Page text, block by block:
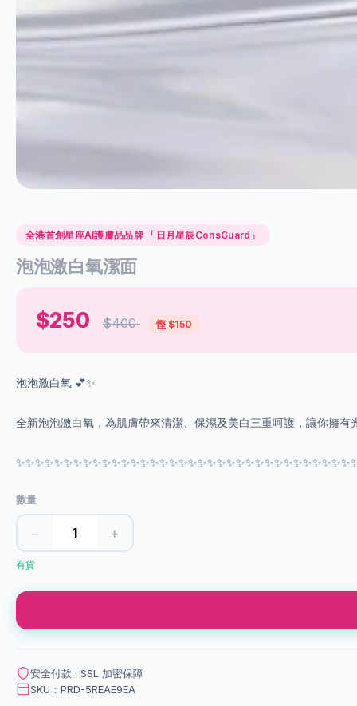
全港首創星座AI護膚品品牌 「日月星辰ConsGuard」
泡泡激白氧潔面
$250 $400 慳 $150
泡泡激白氧 💕✨
全新泡泡激白氧，為肌膚帶來清潔、保濕及美白三重呵護，讓你擁有
數量
− +
有貨
安全付款 · SSL 加密保障
SKU：PRD-5REAE9EA